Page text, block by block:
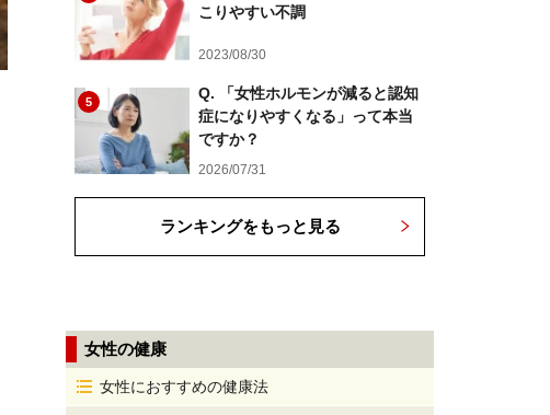
こりやすい不調
2023/08/30
5
Q. 「女性ホルモンが減ると認知
症になりやすくなる」って本当
ですか？
2026/07/31
ランキングをもっと見る
女性の健康
女性におすすめの健康法